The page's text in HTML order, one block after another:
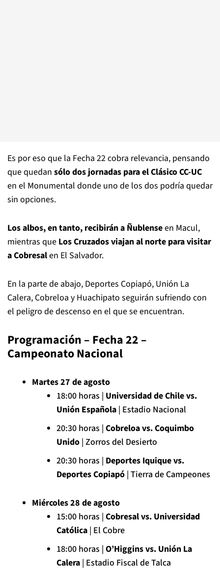
Es por eso que la Fecha 22 cobra relevancia, pensando
que quedan sólo dos jornadas para el Clásico CC-UC
en el Monumental donde uno de los dos podría quedar
sin opciones.
Los albos, en tanto, recibirán a Ñublenseen Macul,
mientras que Los Cruzados viajan al norte para visitar
a Cobresalen El Salvador.
En la parte de abajo, Deportes Copiapó, Unión La
Calera, Cobreloa y Huachipato seguirán sufriendo con
el peligro de descenso en el que se encuentran.
Programación – Fecha 22 –
Campeonato Nacional
Martes 27 de agosto
18:00 horas | Universidad de Chile vs.
Unión Española | Estadio Nacional
20:30 horas | Cobreloa vs. Coquimbo
Unido | Zorros del Desierto
20:30 horas | Deportes Iquique vs.
Deportes Copiapó | Tierra de Campeones
Miércoles 28 de agosto
15:00 horas | Cobresal vs. Universidad
Católica | El Cobre
18:00 horas | O’Higgins vs. Unión La
Calera | Estadio Fiscal de Talca